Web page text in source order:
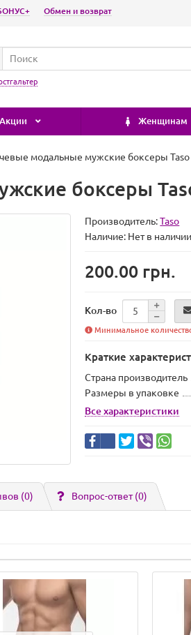
Обмен и возврат
Женщинам
модальные мужские боксеры Taso
боксеры
Производитель:Taso
Наличие: Нет в наличии
200.00 грн.
Кол-во
Минимальное
Краткие
Страна производитель
Размеры в упаковке
Все характеристики
(0) Вопрос-ответ(0)